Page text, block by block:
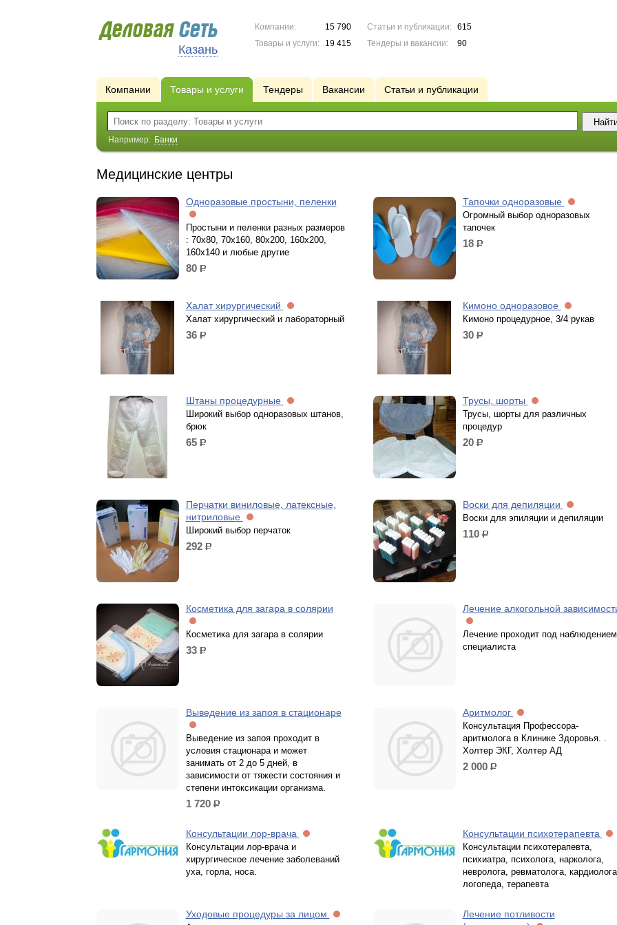
Казань
Компании:
15 790
Товары и услуги:
19 415
Статьи и публикации:
615
Тендеры и вакансии:
90
Компании Товары и услуги Тендеры Вакансии Статьи и публикации
Например: Банки
Медицинские центры
Одноразовые простыни, пеленки
Простыни и пеленки разных размеров
: 70х80, 70х160, 80х200, 160х200,
160х140 и любые другие
80 р.
Тапочки одноразовые
Огромный выбор одноразовых
тапочек
18 р.
Халат хирургический
Халат хирургический и лабораторный
36 р.
Кимоно одноразовое
Кимоно процедурное, 3/4 рукав
30 р.
Штаны процедурные
Широкий выбор одноразовых штанов,
брюк
65 р.
Трусы, шорты
Трусы, шорты для различных
процедур
20 р.
Перчатки виниловые, латексные,
нитриловые
Широкий выбор перчаток
292 р.
Воски для депиляции
Воски для эпиляции и депиляции
110 р.
Косметика для загара в солярии
Косметика для загара в солярии
33 р.
Лечение алкогольной
Лечение проходит под наблюдением
специалиста
Выведение из запоя в стационаре
Выведение из запоя проходит в
условия стационара и может
занимать от 2 до 5 дней, в
зависимости от тяжести состояния и
степени интоксикации организма.
1 720 р.
Аритмолог
Консультация Профессора-
аритмолога в Клинике Здоровья. .
Холтер ЭКГ, Холтер АД
2 000 р.
Консультации лор-врача
Консультации лор-врача и
хирургическое лечение заболеваний
уха, горла, носа.
Консультации психотерапевта
Консультации психотерапевта,
психиатра, психолога, нарколога,
невролога, ревматолога,
логопеда, терапевта
Уходовые процедуры за лицом
Лечение потливости